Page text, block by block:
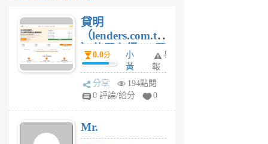
貸明
（lenders.com.tw
）使用心得 — 民
間貸款比較平台
體驗
0.0分
小
黃
蜂
1
舉
報
分享
194點閱
0 評論/給分
0
Mr.